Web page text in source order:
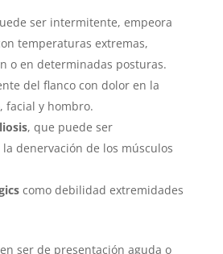
ser intermitente, empeora
temperaturas extremas,
o en determinadas posturas.
del flanco con dolor en la
facial y hombro.
, que puede ser
denervación de los músculos
como debilidad extremidades
ser de presentación aguda o